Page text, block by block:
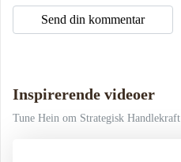
Inspirerende videoer
Tune Hein om Strategisk Handlekraft